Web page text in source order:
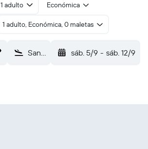
1 adulto Económica
1 adulto, Económica, 0 maletas
Santo Tomé Sao Tome Is (TMS) sáb. 5/9 - sáb. 12/9